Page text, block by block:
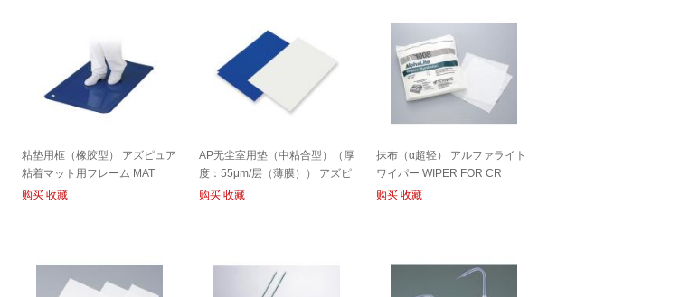
粘垫用框（橡胶型） アズピュア
粘着マット用フレーム MAT
FRAME
购买 收藏
AP无尘室用垫（中粘合型）（厚
度：55μm/层（薄膜）） アズピ
ュアクリーンマット MAT
购买 收藏
抹布（α超轻） アルファライト
ワイパー WIPER FOR CR
购买 收藏